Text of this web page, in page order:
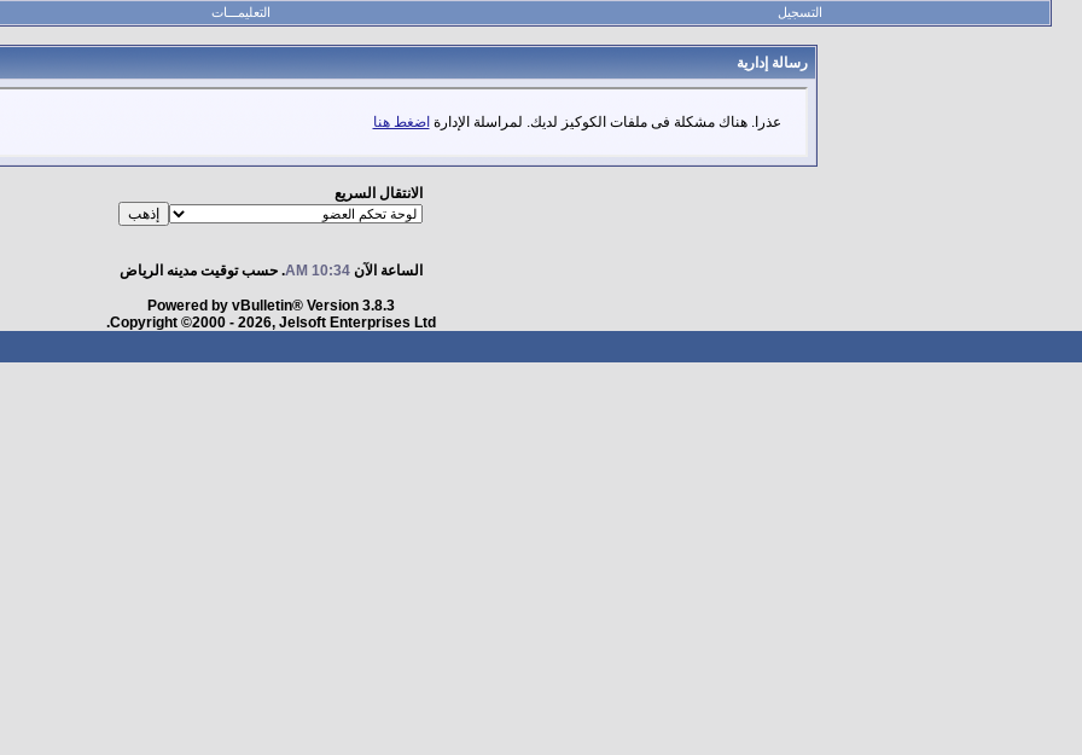
التسجيل التعليمـــات
رسالة إدارية
عذرا. هناك مشكلة فى ملفات الكوكيز لديك. لمراسلة الإدارة اضغط هنا
الانتقال السريع
الساعة الآن10:34 AM . حسب توقيت مدينه الرياض
Powered by vBulletin® Version 3.8.3
Copyright ©2000 - 2026, Jelsoft Enterprises Ltd.